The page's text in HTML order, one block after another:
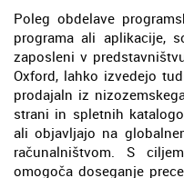
Poleg obdelave
programa ali aplikacije,
zaposleni v
Oxford, lahko izvedejo
prodajaln iz
strani in spletnih
ali objavljajo na
računalništvom. S
omogoča doseganje